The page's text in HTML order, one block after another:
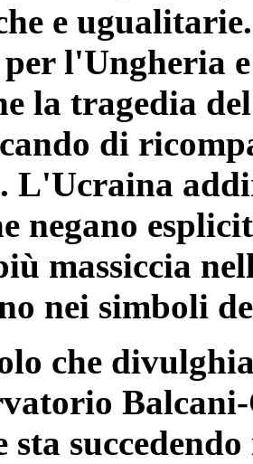
e
per l'Ungheria
la tragedia
di
L'Ucraina
negano
massiccia
nei simboli
che
sta